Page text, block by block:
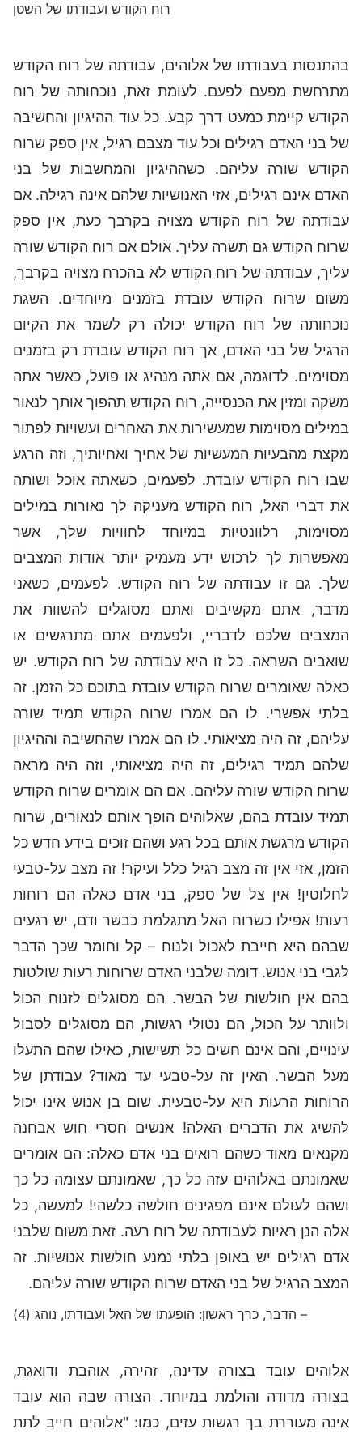
רוח הקודש ועבודתו של השטן
בהתנסות בעבודתו של אלוהים, עבודתה של רוח הקודש
מתרחשת מפעם לפעם. לעומת זאת, נוכחותה של רוח
הקודש קיימת כמעט דרך קבע. כל עוד ההיגיון והחשיבה
של בני האדם רגילים וכל עוד מצבם רגיל, אין ספק שרוח
הקודש שורה עליהם. כשההיגיון והמחשבות של בני
האדם אינם רגילים, אזי האנושיות שלהם אינה רגילה. אם
עבודתה של רוח הקודש מצויה בקרבך כעת, אין ספק
שרוח הקודש גם תשרה עליך. אולם אם רוח הקודש שורה
עליך, עבודתה של רוח הקודש לא בהכרח מצויה בקרבך,
משום שרוח הקודש עובדת בזמנים מיוחדים. השגת
נוכחותה של רוח הקודש יכולה רק לשמר את הקיום
הרגיל של בני האדם, אך רוח הקודש עובדת רק בזמנים
מסוימים. לדוגמה, אם אתה מנהיג או פועל, כאשר אתה
משקה ומזין את הכנסייה, רוח הקודש תהפוך אותך לנאור
במילים מסוימות שמעשירות את האחרים ועשויות לפתור
מקצת מהבעיות המעשיות של אחיך ואחיותיך, וזה הרגע
שבו רוח הקודש עובדת. לפעמים, כשאתה אוכל ושותה
את דברי האל, רוח הקודש מעניקה לך נאורות במילים
מסוימות, רלוונטיות במיוחד לחוויות שלך, אשר
מאפשרות לך לרכוש ידע מעמיק יותר אודות המצבים
שלך. גם זו עבודתה של רוח הקודש. לפעמים, כשאני
מדבר, אתם מקשיבים ואתם מסוגלים להשוות את
המצבים שלכם לדבריי, ולפעמים אתם מתרגשים או
שואבים השראה. כל זו היא עבודתה של רוח הקודש. יש
כאלה שאומרים שרוח הקודש עובדת בתוכם כל הזמן. זה
בלתי אפשרי. לו הם אמרו שרוח הקודש תמיד שורה
עליהם, זה היה מציאותי. לו הם אמרו שהחשיבה וההיגיון
שלהם תמיד רגילים, זה היה מציאותי, וזה היה מראה
שרוח הקודש שורה עליהם. אם הם אומרים שרוח הקודש
תמיד עובדת בהם, שאלוהים הופך אותם לנאורים, שרוח
הקודש מרגשת אותם בכל רגע ושהם זוכים בידע חדש כל
הזמן, אזי אין זה מצב רגיל כלל ועיקר! זה מצב על-טבעי
לחלוטין! אין צל של ספק, בני אדם כאלה הם רוחות
רעות! אפילו כשרוח האל מתגלמת כבשר ודם, יש רגעים
שבהם היא חייבת לאכול ולנוח – קל וחומר שכך הדבר
לגבי בני אנוש. דומה שלבני האדם שרוחות רעות שולטות
בהם אין חולשות של הבשר. הם מסוגלים לזנוח הכול
ולוותר על הכול, הם נטולי רגשות, הם מסוגלים לסבול
עינויים, והם אינם חשים כל תשישות, כאילו שהם התעלו
מעל הבשר. האין זה על-טבעי עד מאוד? עבודתן של
הרוחות הרעות היא על-טבעית. שום בן אנוש אינו יכול
להשיג את הדברים האלה! אנשים חסרי חוש אבחנה
מקנאים מאוד כשהם רואים בני אדם כאלה: הם אומרים
שאמונתם באלוהים עזה כל כך, שאמונתם עצומה כל כך
ושהם לעולם אינם מפגינים חולשה כלשהי! למעשה, כל
אלה הנן ראיות לעבודתה של רוח רעה. זאת משום שלבני
אדם רגילים יש באופן בלתי נמנע חולשות אנושיות. זה
המצב הרגיל של בני האדם שרוח הקודש שורה עליהם.
– הדבר, כרך ראשון: הופעתו של האל ועבודתו, נוהג (4)
אלוהים עובד בצורה עדינה, זהירה, אוהבת ודואגת,
בצורה מדודה והולמת במיוחד. הצורה שבה הוא עובד
אינה מעוררת בך רגשות עזים, כמו: "אלוהים חייב לתת